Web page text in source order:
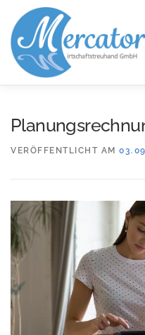
Inhalt
springen
KANZLEI
VERÖFFENTLICHT AM